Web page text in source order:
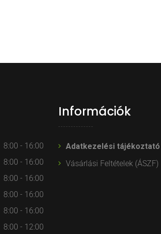
8:00 - 16:00
8:00 - 16:00
8:00 - 16:00
8:00 - 16:00
8:00 - 16:00
8:00 - 12:00
Információk
Adatkezelési tájékoztató
Vásárlási Feltételek (ÁSZF)